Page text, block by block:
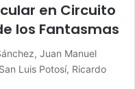
en Circuito
los Fantasmas
Juan Manuel
Luis Potosí, Ricardo